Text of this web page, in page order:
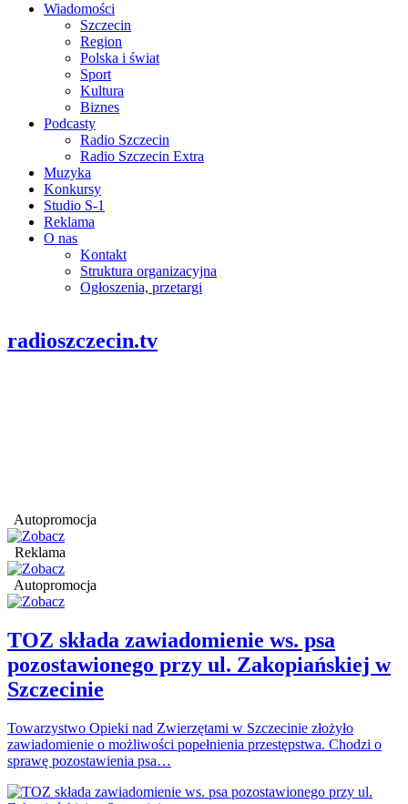
Wiadomości
Szczecin
Region
Polska i świat
Sport
Kultura
Biznes
Podcasty
Radio Szczecin
Radio Szczecin Extra
Muzyka
Konkursy
Studio S-1
Reklama
O nas
Kontakt
Struktura organizacyjna
Ogłoszenia, przetargi
radioszczecin.tv
Autopromocja
Reklama
Autopromocja
TOZ składa zawiadomienie ws. psa
pozostawionego przy ul. Zakopiańskiej w
Szczecinie
Towarzystwo Opieki nad Zwierzętami w Szczecinie złożyło
zawiadomienie o możliwości popełnienia przestępstwa. Chodzi o
sprawę pozostawienia psa…